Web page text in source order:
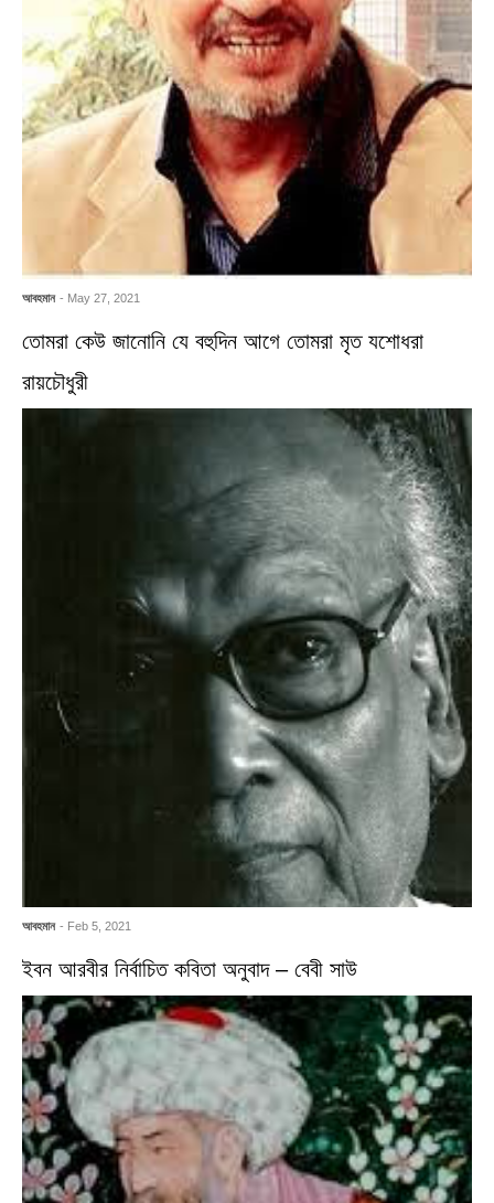
আবহমান - May 27, 2021
তোমরা কেউ জানোনি যে বহুদিন আগে তোমরা মৃত যশোধরা
রায়চৌধুরী
আবহমান - Feb 5, 2021
ইবন আরবীর নির্বাচিত কবিতা অনুবাদ – বেবী সাউ